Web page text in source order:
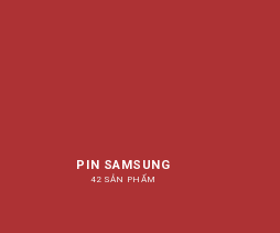
PIN SAMSUNG
42 SẢN PHẨM